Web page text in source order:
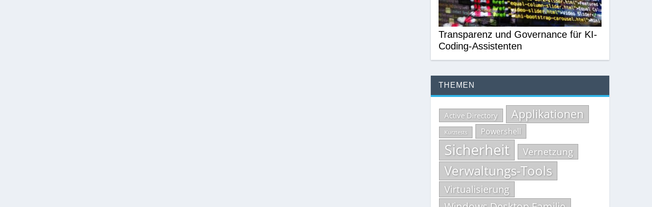
Transparenz und Governance für KI-
Coding-Assistenten
THEMEN
Active Directory Applikationen
Kurztests Powershell
Sicherheit Vernetzung
Verwaltungs-Tools
Virtualisierung